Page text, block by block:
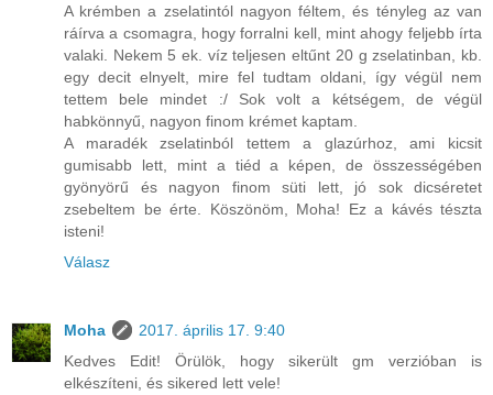
A krémben a zselatintól nagyon féltem, és tényleg az van
ráírva a csomagra, hogy forralni kell, mint ahogy feljebb írta
valaki. Nekem 5 ek. víz teljesen eltűnt 20 g zselatinban, kb.
egy decit elnyelt, mire fel tudtam oldani, így végül nem
tettem bele mindet :/ Sok volt a kétségem, de végül
habkönnyű, nagyon finom krémet kaptam.
A maradék zselatinból tettem a glazúrhoz, ami kicsit
gumisabb lett, mint a tiéd a képen, de összességében
gyönyörű és nagyon finom süti lett, jó sok dicséretet
zsebeltem be érte. Köszönöm, Moha! Ez a kávés tészta
isteni!
Válasz
Moha
2017. április 17. 9:40
Kedves Edit! Örülök, hogy sikerült gm verzióban is
elkészíteni, és sikered lett vele!